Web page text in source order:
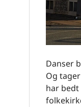
Danser
Og
har